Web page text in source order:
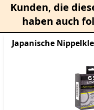
Kunden, die
haben auch
Japanische